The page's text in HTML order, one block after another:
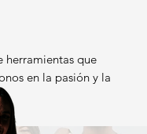
que
en la pasión y la